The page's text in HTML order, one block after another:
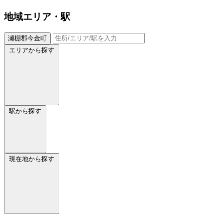
地域エリア・駅
瀬棚郡今金町
エリアから探す
駅から探す
現在地から探す